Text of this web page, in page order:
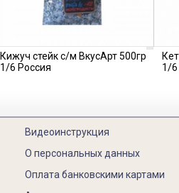
Кижуч стейк с/м ВкусАрт 500гр
1/6 Россия
1/6
Видеоинструкция
О персональных данных
Оплата банковскими картами